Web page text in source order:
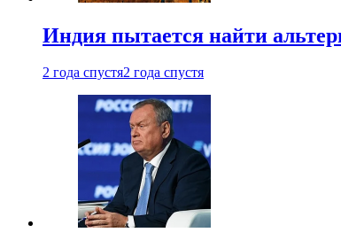
Индия пытается найти
2 года спустя2 года спустя